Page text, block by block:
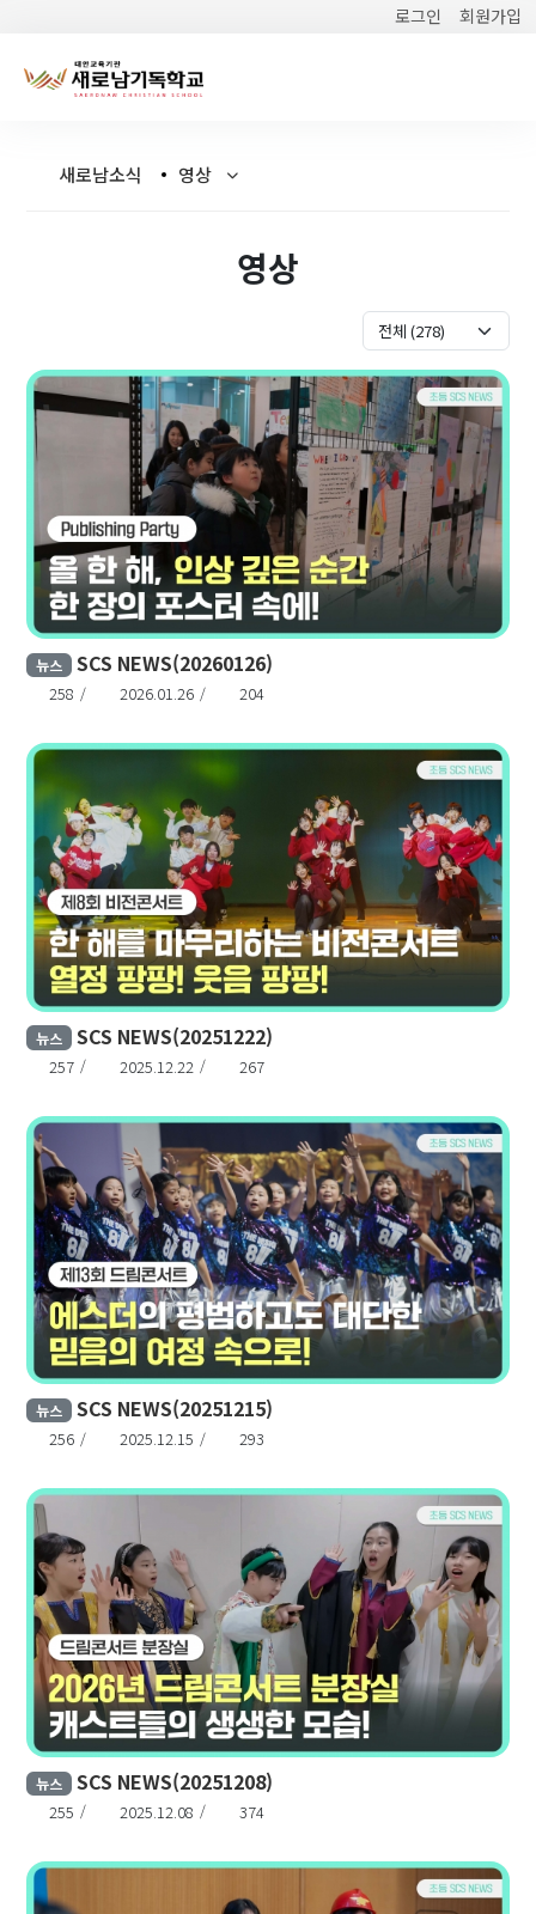
로그인 회원가입
새로남소식 영상
영상
뉴스 SCS NEWS(20260126)
258 2026.01.26 204
뉴스 SCS NEWS(20251222)
257 2025.12.22 267
뉴스 SCS NEWS(20251215)
256 2025.12.15 293
뉴스 SCS NEWS(20251208)
255 2025.12.08 374